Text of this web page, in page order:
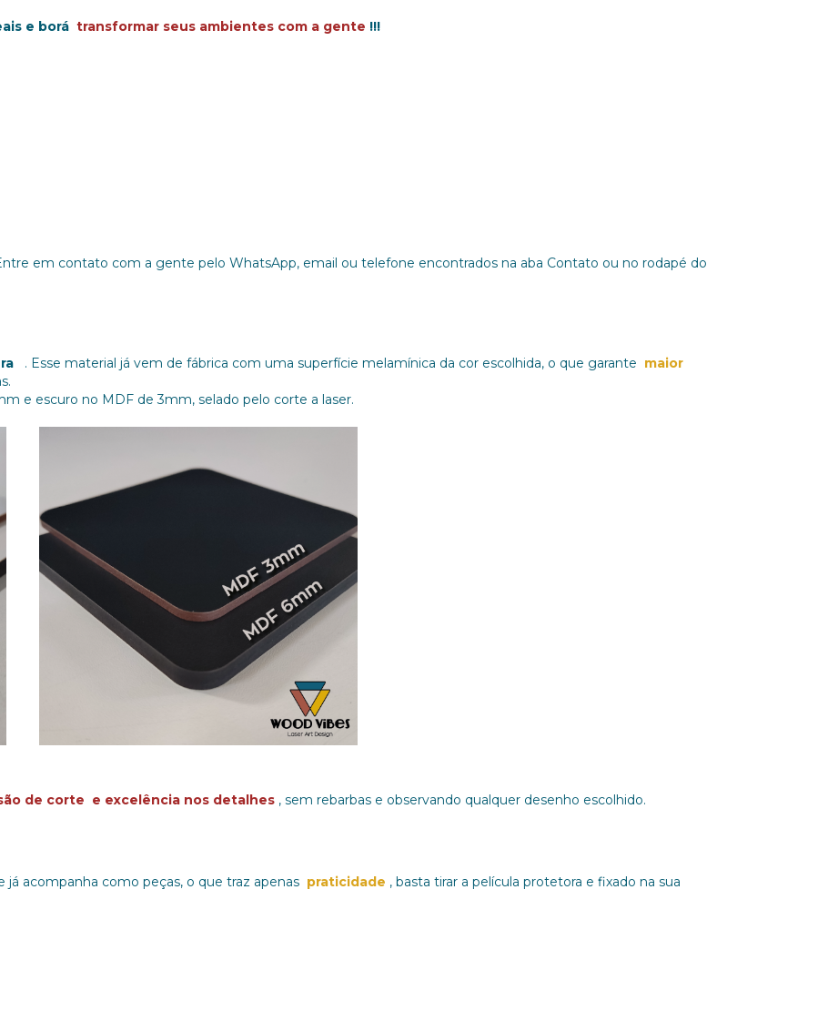
e borá transformar seus ambientes com a gente !!!
em contato com a gente pelo WhatsApp, email ou telefone encontrados na aba Contato ou no rodapé do
. Esse material já vem de fábrica com uma superfície melamínica da cor escolhida, o que garante maior
e escuro no MDF de 3mm, selado pelo corte a laser.
de corte e excelência nos detalhes , sem rebarbas e observando qualquer desenho escolhido.
já acompanha como peças, o que traz apenas praticidade , basta tirar a película protetora e fixado na sua